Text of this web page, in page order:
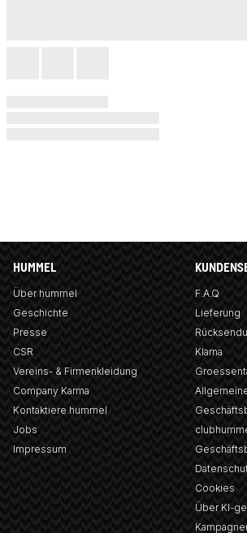
HUMMEL
Über hummel
Geschichte
Presse
CSR
Vereins- & Firmenkleidung
Company Karma
Kontaktiere hummel
Jobs
Impressum
F.A.Q
Lieferung
Klarna
Cookies
Über KI-